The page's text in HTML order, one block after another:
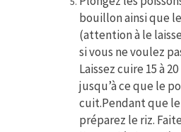
bouillon ainsi que le
(attention à le
si vous ne voulez
Laissez cuire 15 à
jusqu’à ce que le
cuit.Pendant que
préparez le riz.